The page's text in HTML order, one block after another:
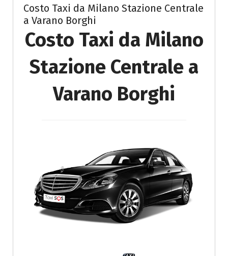
Costo Taxi da Milano Stazione Centrale
a Varano Borghi
Costo Taxi da Milano
Stazione Centrale a
Varano Borghi